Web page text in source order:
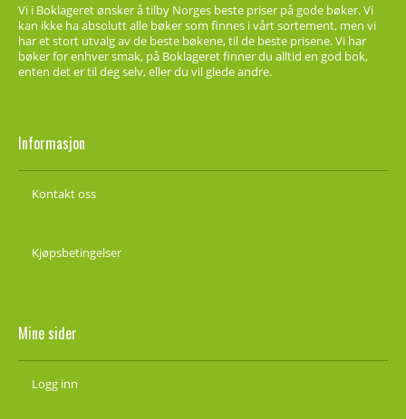
Vi i Boklageret ønsker å tilby Norges beste priser på gode bøker. Vi
kan ikke ha absolutt alle bøker som finnes i vårt sortement, men vi
har et stort utvalg av de beste bøkene, til de beste prisene. Vi har
bøker for enhver smak, på Boklageret finner du alltid en god bok,
enten det er til deg selv, eller du vil glede andre.
Informasjon
Kontakt oss
Kjøpsbetingelser
Mine sider
Logg inn